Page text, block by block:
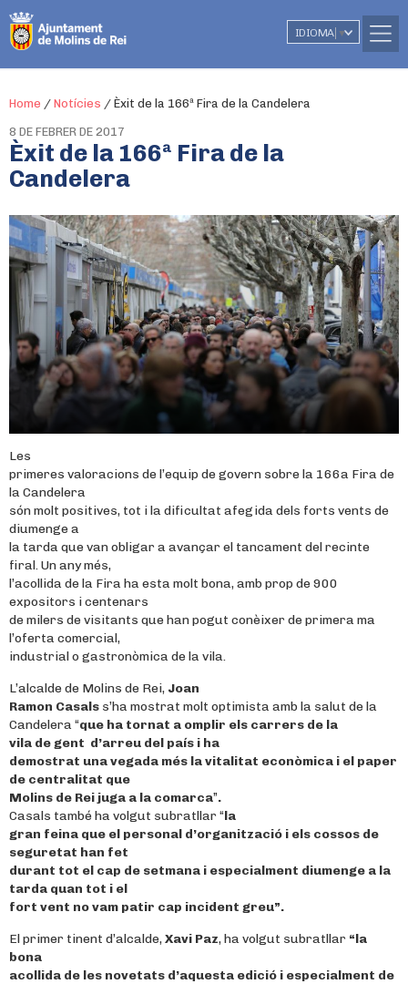
IDIOMA ▼
Home / Notícies / Èxit de la 166ª Fira de la Candelera
8 DE FEBRER DE 2017
Èxit de la 166ª Fira de la
Candelera
Les
primeres valoracions de l’equip de govern sobre la 166a Fira de
la Candelera
són molt positives, tot i la dificultat afegida dels forts vents de
diumenge a
la tarda que van obligar a avançar el tancament del recinte
firal. Un any més,
l’acollida de la Fira ha esta molt bona, amb prop de 900
expositors i centenars
de milers de visitants que han pogut conèixer de primera ma
l’oferta comercial,
industrial o gastronòmica de la vila.
L’alcalde de Molins de Rei, Joan
Ramon Casals s’ha mostrat molt optimista amb la salut de la
Candelera “que ha tornat a omplir els carrers de la
vila de gent d’arreu del país i ha
demostrat una vegada més la vitalitat econòmica i el paper
de centralitat que
Molins de Rei juga a la comarca”.
Casals també ha volgut subratllar “la
gran feina que el personal d’organització i els cossos de
seguretat han fet
durant tot el cap de setmana i especialment diumenge a la
tarda quan tot i el
fort vent no vam patir cap incident greu”.
El primer tinent d’alcalde,Xavi Paz, ha volgut subratllar “la
bona
acollida de les novetats d’aquesta edició i especialment de